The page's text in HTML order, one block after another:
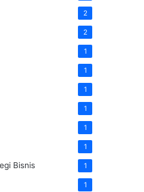
2
2
1
1
1
1
1
1
Bisnis 1
1